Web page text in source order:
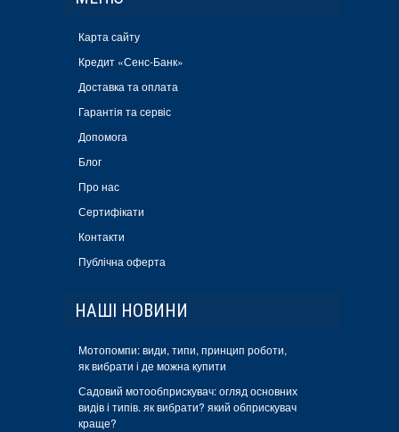
Карта сайту
Кредит «Сенс-Банк»
Доставка та оплата
Гарантія та сервіс
Допомога
Блог
Про нас
Сертифікати
Контакти
Публічна оферта
НАШІ НОВИНИ
Мотопомпи: види, типи, принцип роботи,
як вибрати і де можна купити
Садовий мотообприскувач: огляд основних
видів і типів. як вибрати? який обприскувач
краще?